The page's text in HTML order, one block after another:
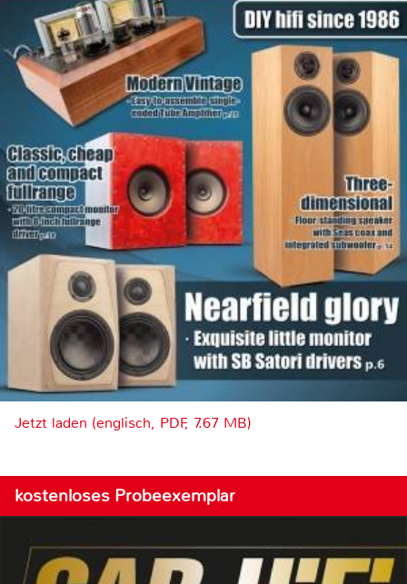
Jetzt laden (englisch, PDF, 7.67 MB)
kostenloses Probeexemplar